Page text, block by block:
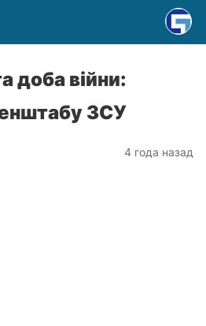
доба війни:
ЗСУ
4 года назад